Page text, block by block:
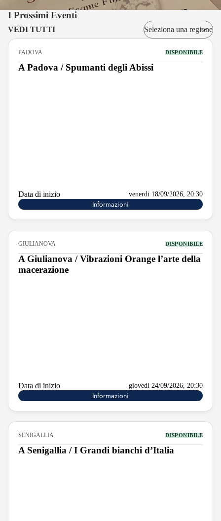
I Prossimi Eventi
VEDI TUTTI
PADOVA DISPONIBILE
A Padova / Spumanti degli Abissi
Data di inizio venerdi 18/09/2026, 20:30
Informazioni
GIULIANOVA DISPONIBILE
A Giulianova / Vibrazioni Orange l’arte della
macerazione
Data di inizio giovedi 24/09/2026, 20:30
Informazioni
SENIGALLIA DISPONIBILE
A Senigallia / I Grandi bianchi d’Italia